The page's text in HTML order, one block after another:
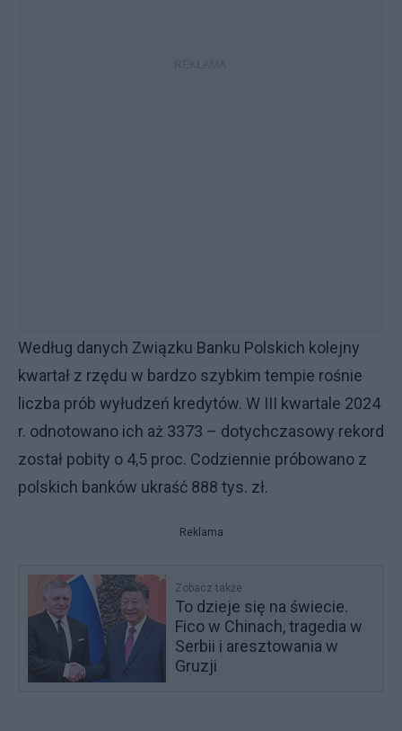
Według danych Związku Banku Polskich kolejny
kwartał z rzędu w bardzo szybkim tempie rośnie
liczba prób wyłudzeń kredytów. W III kwartale 2024
r. odnotowano ich aż 3373 – dotychczasowy rekord
został pobity o 4,5 proc. Codziennie próbowano z
polskich banków ukraść 888 tys. zł.
Reklama
Zobacz także
To dzieje się na świecie.
Fico w Chinach, tragedia w
Serbii i aresztowania w
Gruzji